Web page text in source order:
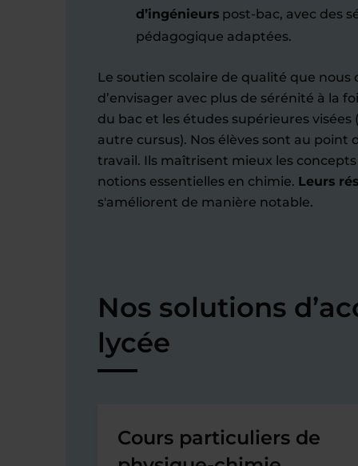
d’ingénieurs post-bac, avec des
pédagogique adaptées.
Le soutien scolaire de qualité que
d’envisager avec plus de sérénité à la
du bac et les études supérieures
autre cursus). Nos élèves sont au point
travail. Ils maîtrisent mieux les
notions essentielles en chimie. Leurs
s'améliorent de manière notable.
Nos solutions
lycée
Cours particuliers de